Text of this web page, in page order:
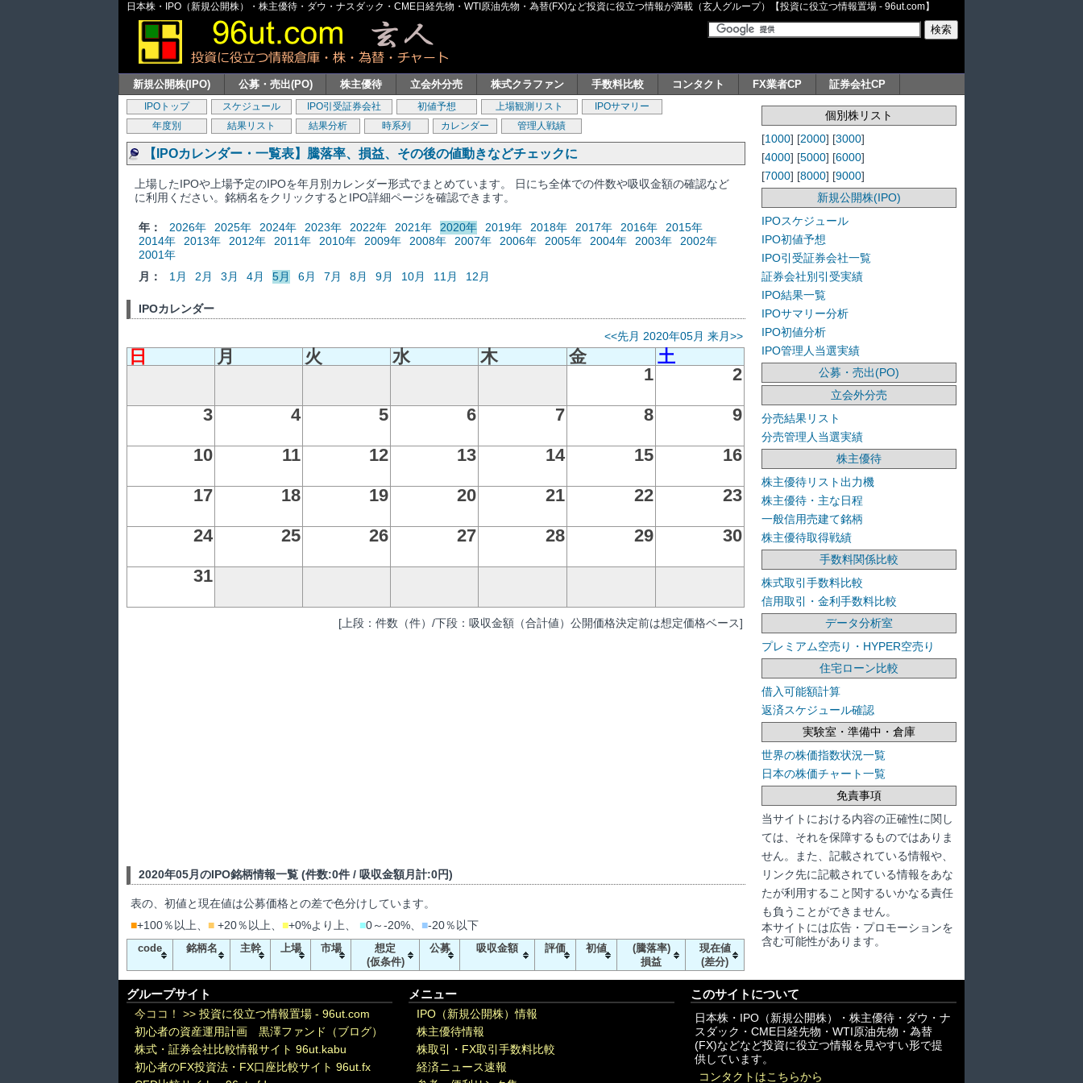
日本株・IPO（新規公開株）・株主優待・ダウ・ナスダック・CME日経先物・WTI原油先物・為替(FX)など投資に役立つ情報が満載（玄人グループ）【投資に役立つ情報置場 - 96ut.com】
新規公開株(IPO) 公募・売出(PO) 株主優待 立会外分売 株式クラファン 手数料比較 コンタクト FX業者CP 証券会社CP
IPOトップ スケジュール IPO引受証券会社 初値予想 上場観測リスト
IPOサマリー
年度別
結果リスト 結果分析 時系列 カレンダー 管理人戦績
【IPOカレンダー・一覧表】騰落率、損益、その後の値動きなどチェックに
上場したIPOや上場予定のIPOを年月別カレンダー形式でまとめています。 日にち全体での件数や吸収金額の確認など
に利用ください。銘柄名をクリックするとIPO詳細ページを確認できます。
年： 2026年 2025年 2024年 2023年 2022年 2021年 2020年 2019年 2018年 2017年 2016年
2015年
2014年
2013年 2012年 2011年 2010年 2009年 2008年 2007年 2006年 2005年 2004年 2003年
2002年
2001年
月：
1月 2月 3月 4月 5月 6月 7月 8月 9月 10月 11月 12月
IPOカレンダー
<<先月 2020年05月 来月>>
日 月 火 水 木 金
土
1
2
3
4 5 6 7 8
9
10
11 12 13 14 15
16
17
18 19 20 21 22
23
24
25 26 27 28 29
30
31
[上段：件数（件）/下段：吸収金額（合計値）公開価格決定前は想定価格ベース]
2020年05月のIPO銘柄情報一覧 (件数:0件 / 吸収金額月計:0円)
表の、初値と現在値は公募価格との差で色分けしています。
■+100％以上、 ■ +20％以上、 ■+0%より上、 ■0～-20%、 ■-20％以下
code 銘柄名 主幹 上場 市場
想定
(仮条件)
公募 吸収金額 評価 初値
(騰落率)
損益
現在値
(差分)
個別株リスト
[1000] [2000] [3000]
[4000] [5000] [6000]
[7000] [8000] [9000]
新規公開株(IPO)
IPOスケジュール
IPO初値予想
IPO引受証券会社一覧
証券会社別引受実績
IPO結果一覧
IPOサマリー分析
IPO初値分析
IPO管理人当選実績
公募・売出(PO)
立会外分売
分売結果リスト
分売管理人当選実績
株主優待
株主優待リスト出力機
株主優待・主な日程
一般信用売建て銘柄
株主優待取得戦績
手数料関係比較
株式取引手数料比較
信用取引・金利手数料比較
データ分析室
プレミアム空売り・HYPER空売り
住宅ローン比較
借入可能額計算
返済スケジュール確認
実験室・準備中・倉庫
世界の株価指数状況一覧
日本の株価チャート一覧
免責事項
当サイトにおける内容の正確性に関し
ては、それを保障するものではありま
せん。また、記載されている情報や、
リンク先に記載されている情報をあな
たが利用すること関するいかなる責任
も負うことができません。
本サイトには広告・プロモーションを
含む可能性があります。
グループサイト
今ココ！ >> 投資に役立つ情報置場 - 96ut.com
初心者の資産運用計画 黒澤ファンド（ブログ）
株式・証券会社比較情報サイト 96ut.kabu
初心者のFX投資法・FX口座比較サイト 96ut.fx
メニュー
IPO（新規公開株）情報
株主優待情報
株取引・FX取引手数料比較
経済ニュース速報
このサイトについて
日本株・IPO（新規公開株）・株主優待・ダウ・ナ
スダック・CME日経先物・WTI原油先物・為替
(FX)などなど投資に役立つ情報を見やすい形で提
供しています。
コンタクトはこちらから